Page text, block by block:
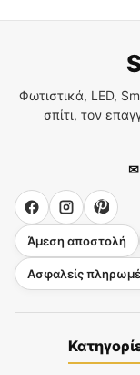
Φωτιστικά, LED,
σπίτι, τον
✉
Άμεση αποστολή
Ασφαλείς